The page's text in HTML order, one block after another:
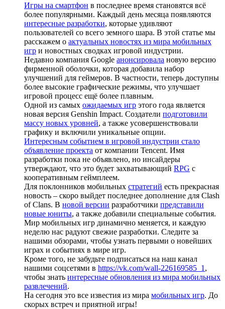
Игры на смартфон в последнее время становятся всё
более популярными. Каждый день месяца появляются
интересные разработки, которые удивляют
пользователей со всего земного шара. В этой статье мы
расскажем о актуальных новостях из мира мобильных
игр и новостных сводках игровой индустрии.
Недавно компания Google анонсировала новую версию
фирменной оболочки, которая добавила набор
улучшений для геймеров. В частности, теперь доступны
более высокие графические режимы, что улучшает
игровой процесс ещё более плавным.
Одной из самых ожидаемых игр этого года является
новая версия Genshin Impact. Создатели подготовили
массу новых уровней, а также усовершенствовали
графику и включили уникальные опции.
Интересным событием в игровой индустрии стало
объявление проекта от компании Tencent. Имя
разработки пока не объявлено, но инсайдеры
утверждают, что это будет захватывающий RPG с
кооперативным геймплеем.
Для поклонников мобильных стратегий есть прекрасная
новость – скоро выйдет последнее дополнение для Clash
of Clans. В новой версии разработчики представили
новые юниты, а также добавили специальные события.
Мир мобильных игр динамично меняется, и каждую
неделю нас радуют свежие разработки. Следите за
нашими обзорами, чтобы узнать первыми о новейших
играх и событиях в мире игр.
Кроме того, не забудьте подписаться на наш канал
нашими соцсетями в https://vk.com/wall-226169585_1 ,
чтобы знать интересные обновления из мира мобильных
развлечений.
На сегодня это все известия из мира мобильных игр. До
скорых встреч и приятной игры!